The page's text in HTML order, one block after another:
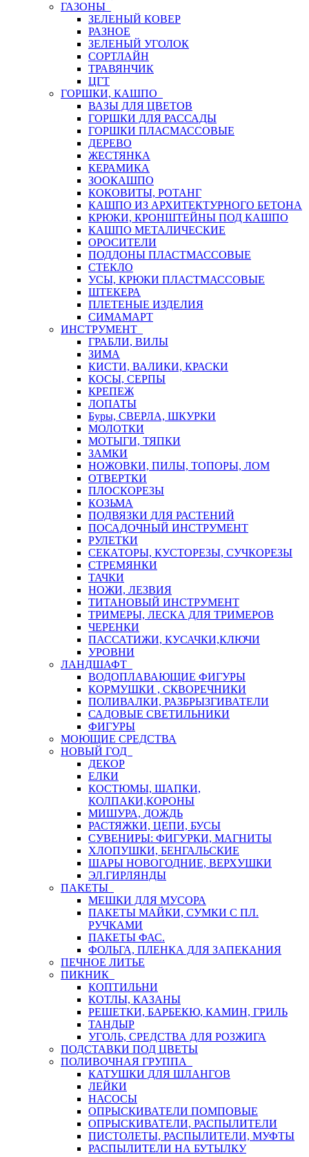
ГАЗОНЫ
ЗЕЛЕНЫЙ КОВЕР
РАЗНОЕ
ЗЕЛЕНЫЙ УГОЛОК
СОРТЛАЙН
ТРАВЯНЧИК
ЦГТ
ГОРШКИ, КАШПО
ВАЗЫ ДЛЯ ЦВЕТОВ
ГОРШКИ ДЛЯ РАССАДЫ
ГОРШКИ ПЛАСМАССОВЫЕ
ДЕРЕВО
ЖЕСТЯНКА
КЕРАМИКА
ЗООКАШПО
КОКОВИТЫ, РОТАНГ
КАШПО ИЗ АРХИТЕКТУРНОГО БЕТОНА
КРЮКИ, КРОНШТЕЙНЫ ПОД КАШПО
КАШПО МЕТАЛИЧЕСКИЕ
ОРОСИТЕЛИ
ПОДДОНЫ ПЛАСТМАССОВЫЕ
СТЕКЛО
УСЫ, КРЮКИ ПЛАСТМАССОВЫЕ
ШТЕКЕРА
ПЛЕТЕНЫЕ ИЗДЕЛИЯ
СИМАМАРТ
ИНСТРУМЕНТ
ГРАБЛИ, ВИЛЫ
ЗИМА
КИСТИ, ВАЛИКИ, КРАСКИ
КОСЫ, СЕРПЫ
КРЕПЕЖ
ЛОПАТЫ
Буры, СВЕРЛА, ШКУРКИ
МОЛОТКИ
МОТЫГИ, ТЯПКИ
ЗАМКИ
НОЖОВКИ, ПИЛЫ, ТОПОРЫ, ЛОМ
ОТВЕРТКИ
ПЛОСКОРЕЗЫ
КОЗЬМА
ПОДВЯЗКИ ДЛЯ РАСТЕНИЙ
ПОСАДОЧНЫЙ ИНСТРУМЕНТ
РУЛЕТКИ
СЕКАТОРЫ, КУСТОРЕЗЫ, СУЧКОРЕЗЫ
СТРЕМЯНКИ
ТАЧКИ
НОЖИ, ЛЕЗВИЯ
ТИТАНОВЫЙ ИНСТРУМЕНТ
ТРИМЕРЫ, ЛЕСКА ДЛЯ ТРИМЕРОВ
ЧЕРЕНКИ
ПАССАТИЖИ, КУСАЧКИ,КЛЮЧИ
УРОВНИ
ЛАНДШАФТ
ВОДОПЛАВАЮЩИЕ ФИГУРЫ
КОРМУШКИ , СКВОРЕЧНИКИ
ПОЛИВАЛКИ, РАЗБРЫЗГИВАТЕЛИ
САДОВЫЕ СВЕТИЛЬНИКИ
ФИГУРЫ
МОЮЩИЕ СРЕДСТВА
НОВЫЙ ГОД
ДЕКОР
ЕЛКИ
КОСТЮМЫ, ШАПКИ,
КОЛПАКИ,КОРОНЫ
МИШУРА, ДОЖДЬ
РАСТЯЖКИ, ЦЕПИ, БУСЫ
СУВЕНИРЫ: ФИГУРКИ, МАГНИТЫ
ХЛОПУШКИ, БЕНГАЛЬСКИЕ
ШАРЫ НОВОГОДНИЕ, ВЕРХУШКИ
ЭЛ.ГИРЛЯНДЫ
ПАКЕТЫ
МЕШКИ ДЛЯ МУСОРА
ПАКЕТЫ МАЙКИ, СУМКИ С ПЛ.
РУЧКАМИ
ПАКЕТЫ ФАС.
ФОЛЬГА, ПЛЕНКА ДЛЯ ЗАПЕКАНИЯ
ПЕЧНОЕ ЛИТЬЕ
ПИКНИК
КОПТИЛЬНИ
КОТЛЫ, КАЗАНЫ
РЕШЕТКИ, БАРБЕКЮ, КАМИН, ГРИЛЬ
ТАНДЫР
УГОЛЬ, СРЕДСТВА ДЛЯ РОЗЖИГА
ПОДСТАВКИ ПОД ЦВЕТЫ
ПОЛИВОЧНАЯ ГРУППА
КАТУШКИ ДЛЯ ШЛАНГОВ
ЛЕЙКИ
НАСОСЫ
ОПРЫСКИВАТЕЛИ ПОМПОВЫЕ
ОПРЫСКИВАТЕЛИ, РАСПЫЛИТЕЛИ
ПИСТОЛЕТЫ, РАСПЫЛИТЕЛИ, МУФТЫ
РАСПЫЛИТЕЛИ НА БУТЫЛКУ